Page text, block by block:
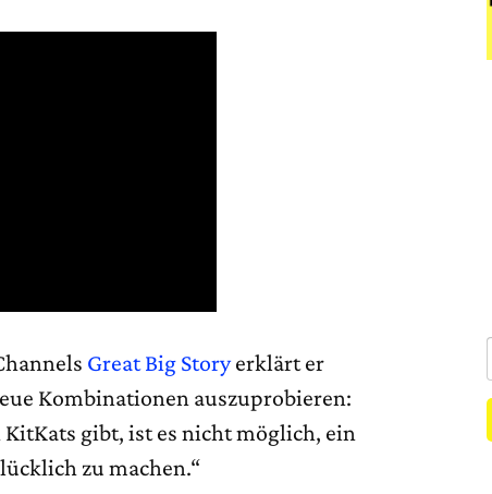
Great Big Storyerklärt er
Kombinationen auszuprobieren:
gibt, ist es nicht möglich, ein
zu machen.“